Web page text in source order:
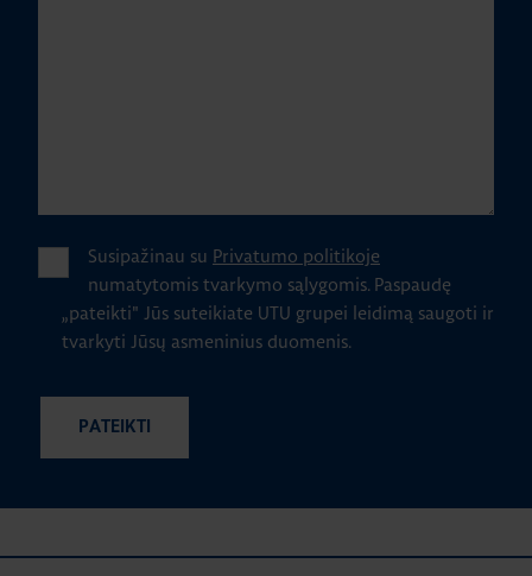
Susipažinau su Privatumo politikoje
numatytomis tvarkymo sąlygomis. Paspaudę
„pateikti" Jūs suteikiate UTU grupei leidimą saugoti ir
tvarkyti Jūsų asmeninius duomenis.